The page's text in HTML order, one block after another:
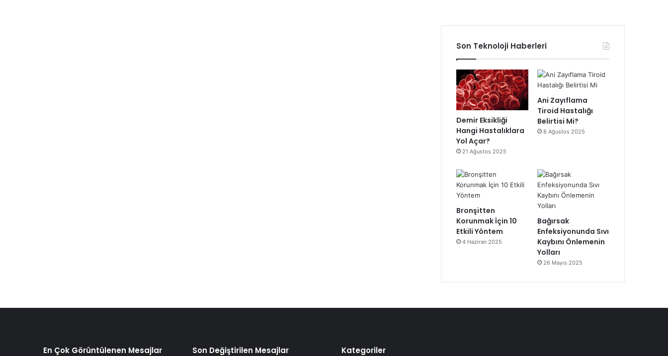
Son Teknoloji Haberleri
Demir Eksikliği
Hangi Hastalıklara
Yol Açar?
21 Ağustos 2025
Ani Zayıflama
Tiroid Hastalığı
Belirtisi Mi?
8 Ağustos 2025
Bronşitten
Korunmak İçin 10
Etkili Yöntem
4 Haziran 2025
Bağırsak
Enfeksiyonunda Sıvı
Kaybını Önlemenin
Yolları
26 Mayıs 2025
En Çok Görüntülenen Mesajlar Son Değiştirilen Mesajlar Kategoriler